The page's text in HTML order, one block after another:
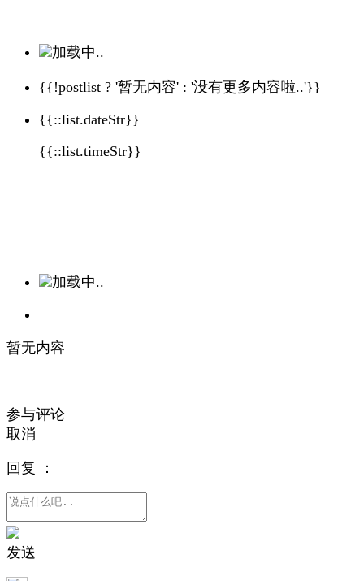
加载中..
{{!postlist ? '暂无内容' : '没有更多内容啦..'}}
{{::list.dateStr}}
{{::list.timeStr}}
加载中..
暂无内容
参与评论
取消
回复 ：
发送